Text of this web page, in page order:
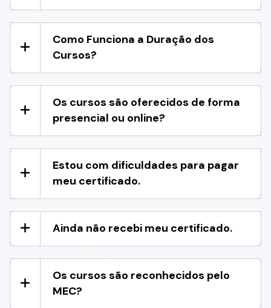
Como Funciona a Duração dos
Cursos?
Os cursos são oferecidos de forma
presencial ou online?
Estou com dificuldades para pagar
meu certificado.
Ainda não recebi meu certificado.
Os cursos são reconhecidos pelo
MEC?